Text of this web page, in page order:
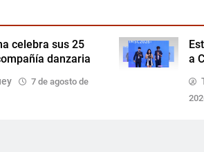
celebra sus 25
danzaria
7 de agosto de
a